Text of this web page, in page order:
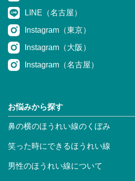
LINE（名古屋）
Instagram（東京）
Instagram（大阪）
Instagram（名古屋）
お悩みから探す
鼻の横のほうれい線のくぼみ
笑った時にできるほうれい線
男性のほうれい線について